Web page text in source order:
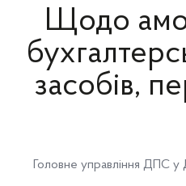
Щодо
засобів,
Головне управління ДПС у